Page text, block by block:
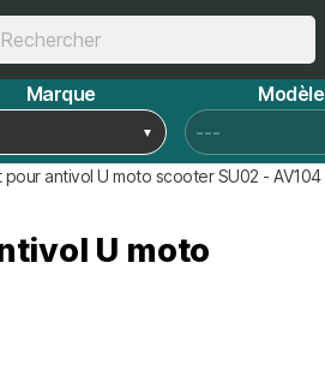
Marque Modèle
pour antivol U moto scooter SU02 - AV104
U moto